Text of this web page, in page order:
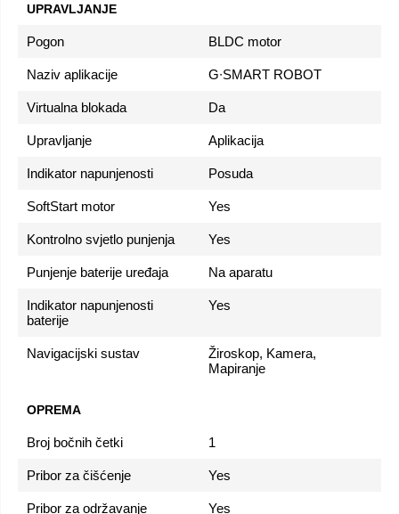
UPRAVLJANJE
Pogon BLDC motor
Naziv aplikacije G∙SMART ROBOT
Virtualna blokada Da
Upravljanje Aplikacija
Indikator napunjenosti Posuda
SoftStart motor Yes
Kontrolno svjetlo punjenja Yes
Punjenje baterije uređaja Na aparatu
Indikator napunjenosti
baterije
Yes
Navigacijski sustav
Žiroskop, Kamera,
Mapiranje
OPREMA
Broj bočnih četki 1
Pribor za čišćenje Yes
Pribor za održavanje Yes